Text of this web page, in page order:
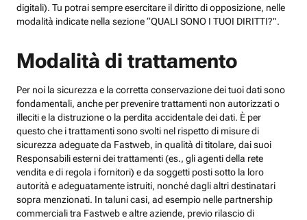
digitali). Tu potrai sempre esercitare il diritto di opposizione, nelle
modalità indicate nella sezione “QUALI SONO I TUOI DIRITTI?”.
Modalità di trattamento
Per noi la sicurezza e la corretta conservazione dei tuoi dati sono
fondamentali, anche per prevenire trattamenti non autorizzati o
illeciti e la distruzione o la perdita accidentale dei dati. È per
questo che i trattamenti sono svolti nel rispetto di misure di
sicurezza adeguate da Fastweb, in qualità di titolare, dai suoi
Responsabili esterni dei trattamenti (es., gli agenti della rete
vendita e di regola i fornitori) e da soggetti posti sotto la loro
autorità e adeguatamente istruiti, nonché dagli altri destinatari
sopra menzionati. In taluni casi, ad esempio nelle partnership
commerciali tra Fastweb e altre aziende, previo rilascio di